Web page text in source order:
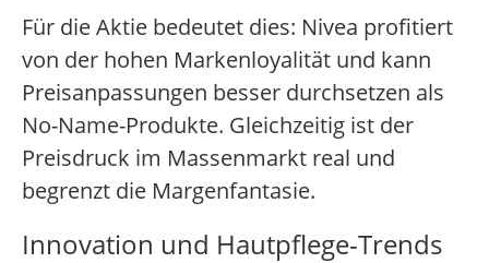
Für die Aktie bedeutet dies: Nivea profitiert
von der hohen Markenloyalität und kann
Preisanpassungen besser durchsetzen als
No-Name-Produkte. Gleichzeitig ist der
Preisdruck im Massenmarkt real und
begrenzt die Margenfantasie.
Innovation und Hautpflege-Trends